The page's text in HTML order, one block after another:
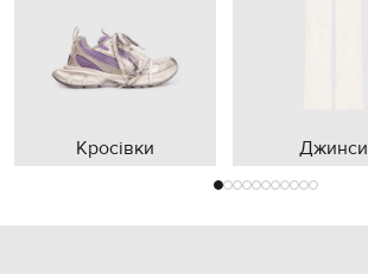
Кросівки Джинси